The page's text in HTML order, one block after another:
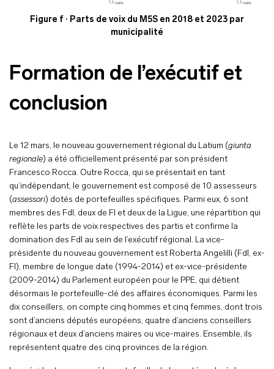
Figure f · Parts de voix du M5S en 2018 et 2023 par
municipalité
Formation de l’exécutif et
conclusion
Le 12 mars, le nouveau gouvernement régional du Latium (giunta
regionale) a été officiellement présenté par son président
Francesco Rocca. Outre Rocca, qui se présentait en tant
qu’indépendant, le gouvernement est composé de 10 assesseurs
(assessori) dotés de portefeuilles spécifiques. Parmi eux, 6 sont
membres des FdI, deux de FI et deux de la Ligue, une répartition qui
reflète les parts de voix respectives des partis et confirme la
domination des FdI au sein de l’exécutif régional. La vice-
présidente du nouveau gouvernement est Roberta Angelilli (FdI, ex-
FI), membre de longue date (1994-2014) et ex-vice-présidente
(2009-2014) du Parlement européen pour le PPE, qui détient
désormais le portefeuille-clé des affaires économiques. Parmi les
dix conseillers, on compte cinq hommes et cinq femmes, dont trois
sont d’anciens députés européens, quatre d’anciens conseillers
régionaux et deux d’anciens maires ou vice-maires. Ensemble, ils
représentent quatre des cinq provinces de la région.